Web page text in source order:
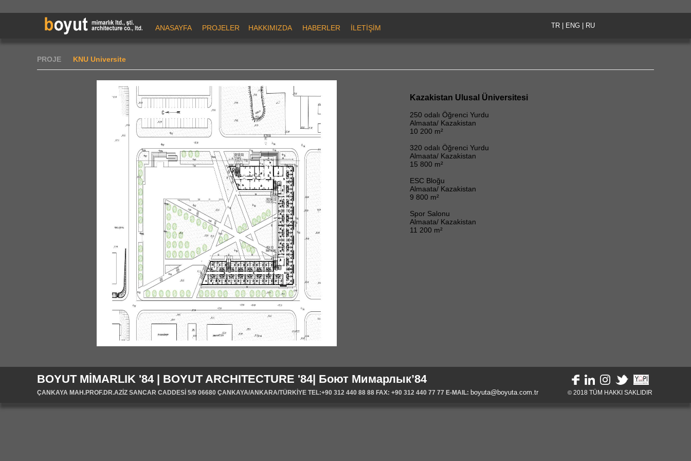
ANASAYFA PROJELER HAKKIMIZDA HABERLER İLETİŞİM TR ENG RU
PROJE KNU Universite
Kazakistan Ulusal Üniversitesi
250 odalı Öğrenci Yurdu
Almaata/ Kazakistan
10 200 m²
320 odalı Öğrenci Yurdu
Almaata/ Kazakistan
15 800 m²
ESC Bloğu
Almaata/ Kazakistan
9 800 m²
Spor Salonu
Almaata/ Kazakistan
11 200 m²
BOYUT MİMARLIK '84 | BOYUT ARCHITECTURE '84| Боют Мимарлык’84
ÇANKAYA MAH.PROF.DR.AZİZ SANCAR CADDESİ 5/9 06680 ÇANKAYA/ANKARA/TÜRKİYE TEL:+90 312 440 88 88 FAX: +90 312 440 77 77 E-MAIL: boyuta@boyuta.com.tr © 2018 TÜM HAKKI SAKLIDIR